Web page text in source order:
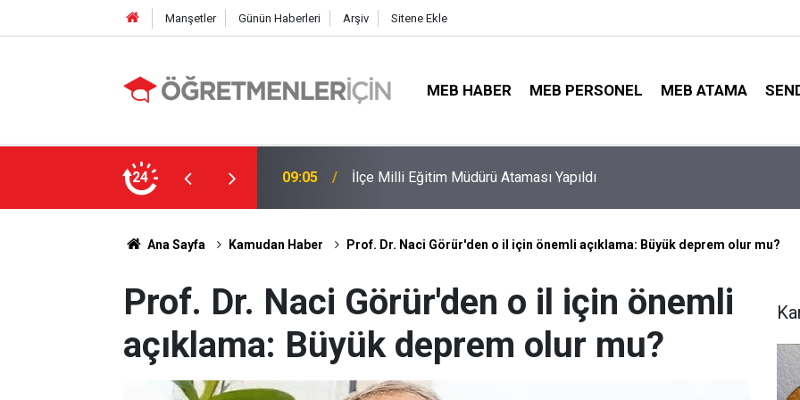
Manşetler Günün Haberleri Arşiv Sitene Ekle
MEB HABER MEB PERSONEL MEB ATAMA
24 19:00 MEB e-Kayıt Sonuçları e-Devlet'te: İşte Sorgulama Ekranı ve Nakil
Ana Sayfa Kamudan Haber Prof. Dr. Naci Görür'den o il için önemli açıklama: Büyük deprem olur mu?
Prof. Dr. Naci Görür'den o il için önemli
açıklama: Büyük deprem olur mu?